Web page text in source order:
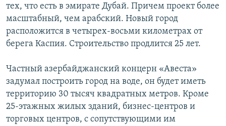
тех, что есть в эмирате Дубай. Причем проект более
масштабный, чем арабский. Новый город
расположится в четырех-восьми километрах от
берега Каспия. Строительство продлится 25 лет.
Частный азербайджанский концерн «Авеста»
задумал построить город на воде, он будет иметь
территорию 30 тысяч квадратных метров. Кроме
25-этажных жилых зданий, бизнес-центров и
торговых центров, с сопутствующими им